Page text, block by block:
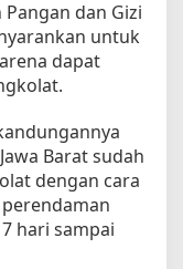
dan Gizi
untuk
dapat
Barat sudah
dengan cara
hari sampai